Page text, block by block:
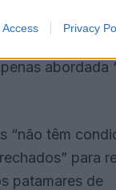
Access Privacy
afirmando
abordada
“não têm
para
patamares de